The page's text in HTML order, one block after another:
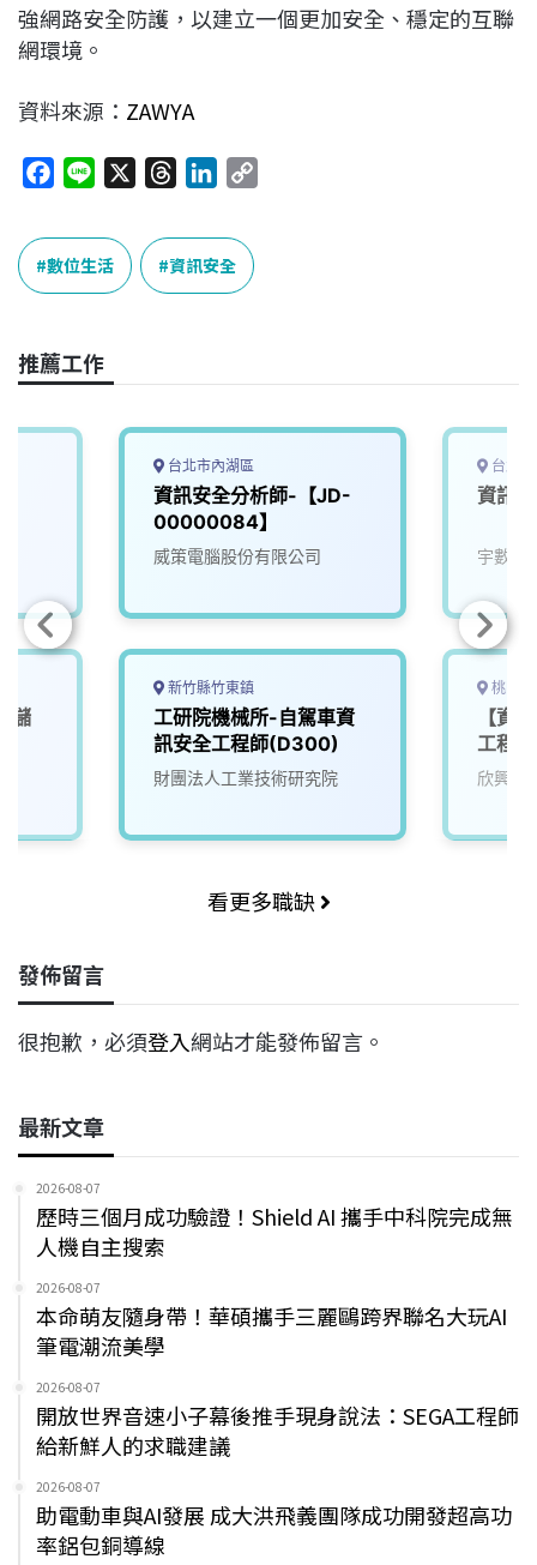
強網路安全防護，以建立一個更加安全、穩定的互聯
網環境。
資料來源： ZAWYA
c
e
b
o
k
n
e
r
e
a
n
k
e
n
k
數位生活 資訊安全
推薦工作
儲
台北市內湖區
資訊安全分析師-【JD-
00000084】
威策電腦股份有限公司
新竹縣竹東鎮
工研院機械所-自駕車資
訊安全工程師(D300)
財團法人工業技術研究院
台北
資訊
宇數科
桃園
【資
工程
欣興電
看更多職缺
發佈留言
很抱歉，必須登入網站才能發佈留言。
最新文章
2026-08-07
歷時三個月成功驗證！Shield AI 攜手中科院完成無
人機自主搜索
2026-08-07
本命萌友隨身帶！華碩攜手三麗鷗跨界聯名大玩AI
筆電潮流美學
2026-08-07
開放世界音速小子幕後推手現身說法：SEGA工程師
給新鮮人的求職建議
2026-08-07
助電動車與AI發展 成大洪飛義團隊成功開發超高功
率鋁包銅導線